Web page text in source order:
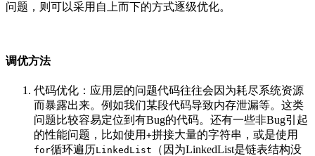
问题，则可以采用自上而下的方式逐级优化。
调优方法
代码优化：应用层的问题代码往往会因为耗尽系统资源
而暴露出来。例如我们某段代码导致内存泄漏等。这类
问题比较容易定位到有Bug的代码。还有一些非Bug引起
的性能问题，比如使用 +拼接大量的字符串，或是使用
for循环遍历LinkedList
（因为LinkedList是链表结构没